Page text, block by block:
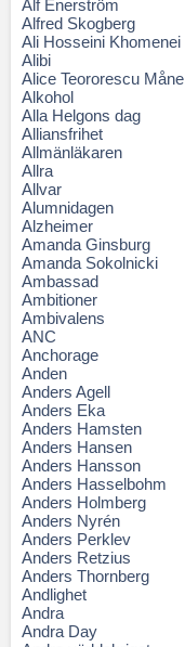
Alf Enerström
Alfred Skogberg
Ali Hosseini Khomenei
Alibi
Alice Teororescu Måne
Alkohol
Alla Helgons dag
Alliansfrihet
Allmänläkaren
Allra
Allvar
Alumnidagen
Alzheimer
Amanda Ginsburg
Amanda Sokolnicki
Ambassad
Ambitioner
Ambivalens
ANC
Anchorage
Anden
Anders Agell
Anders Eka
Anders Hamsten
Anders Hansen
Anders Hansson
Anders Hasselbohm
Anders Holmberg
Anders Nyrén
Anders Perklev
Anders Retzius
Anders Thornberg
Andlighet
Andra
Andra Day